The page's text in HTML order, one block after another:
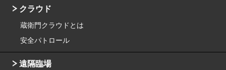
クラウド
蔵衛門クラウドとは
安全パトロール
遠隔臨場